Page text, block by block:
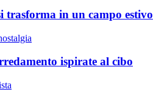
trasforma in un campo estivo
ispirate al cibo